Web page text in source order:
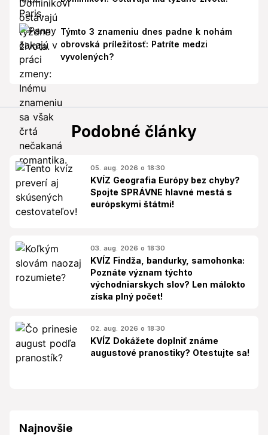
Týmto 3 znameniu dnes padne k nohám
obrovská príležitosť: Patríte medzi
vyvolených?
Podobné články
05. aug. 2026 o 18:30
KVÍZ Geografia Európy bez chyby?
Spojte SPRÁVNE hlavné mestá s
európskymi štátmi!
03. aug. 2026 o 18:30
KVÍZ Findža, bandurky, samohonka:
Poznáte význam týchto
východniarskych slov? Len málokto
získa plný počet!
02. aug. 2026 o 18:30
KVÍZ Dokážete doplniť známe
augustové pranostiky? Otestujte sa!
Najnovšie